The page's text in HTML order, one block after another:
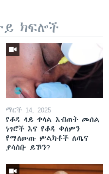
ክፍሎች
ማርች 14, 2025
የቆዳ ላይ ቀላል እብጠት መሰል
ነገሮች እና የቆዳ ቀለምን
የሚለውጡ ምልክቶች ለጤና
ያሳስቡ ይኾን?